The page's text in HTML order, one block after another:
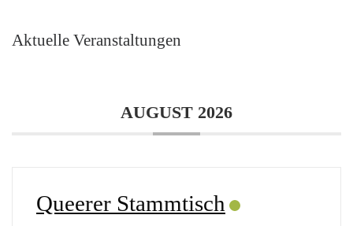
Aktuelle Veranstaltungen
AUGUST 2026
Queerer Stammtisch